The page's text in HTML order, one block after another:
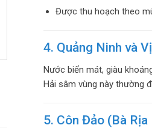
Được thu hoạch theo
4. Quảng Ninh và
Nước biển mát, giàu
Hải sâm vùng này thường
5. Côn Đảo (Bà